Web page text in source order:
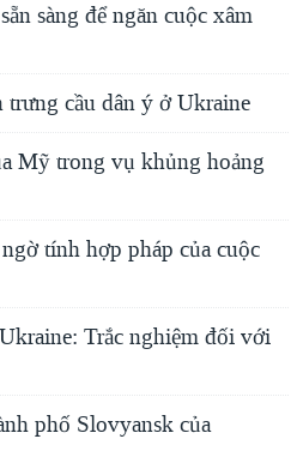
sàng để ngăn cuộc xâm
cầu dân ý ở Ukraine
Mỹ trong vụ khủng hoảng
tính hợp pháp của cuộc
Trắc nghiệm đối với
phố Slovyansk của